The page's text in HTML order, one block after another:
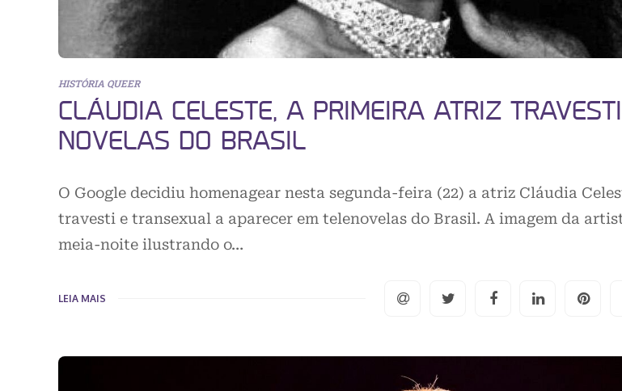
HISTÓRIA QUEER
CLÁUDIA CELESTE, A PRIMEIRA ATRIZ
NOVELAS DO BRASIL
O Google decidiu homenagear nesta segunda-feira (22) a atriz Cláudia
travesti e transexual a aparecer em telenovelas do Brasil. A imagem da
meia-noite ilustrando o…
LEIA MAIS